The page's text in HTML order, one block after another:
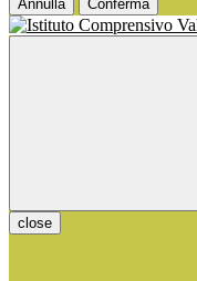
Annulla Conferma
close